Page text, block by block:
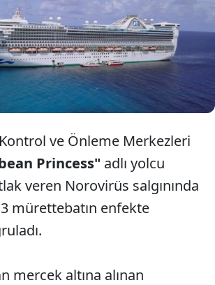
ABD'den kalkan bir yolcu
de Norovirüs salgını görüldü.
102 yolcu ve 13 mürettebatın
olduğu açıklandı.
ve Önleme Merkezleri
Princess" adlı yolcu
veren Norovirüs salgınında
mürettebatın enfekte
mercek altına alınan